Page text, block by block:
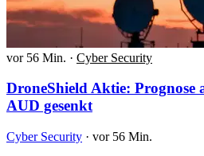
vor 56 Min. · Cyber Security
DroneShield Aktie: Prognose
AUD gesenkt
Cyber Security · vor 56 Min.